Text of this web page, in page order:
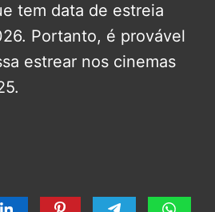
tem data de estreia
Portanto, é provável
estrear nos cinemas